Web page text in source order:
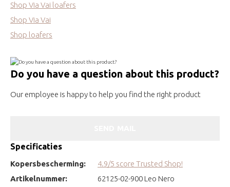
Shop Via Vai loafers
Shop Via Vai
Shop loafers
Do you have a question about this product?
Our employee is happy to help you find the right product
Specificaties
Kopersbescherming:
4.9/5 score Trusted Shop!
Artikelnummer:
62125-02-900 Leo Nero